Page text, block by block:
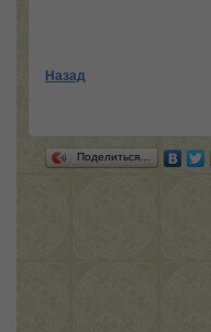
Назад
Поделиться…